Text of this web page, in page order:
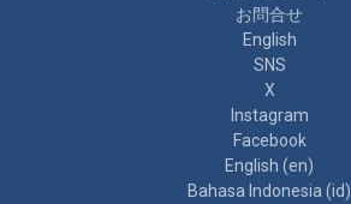
お問合せ
English
SNS
X
Instagram
Facebook
English ‎(en)‎
Bahasa Indonesia ‎(id)‎